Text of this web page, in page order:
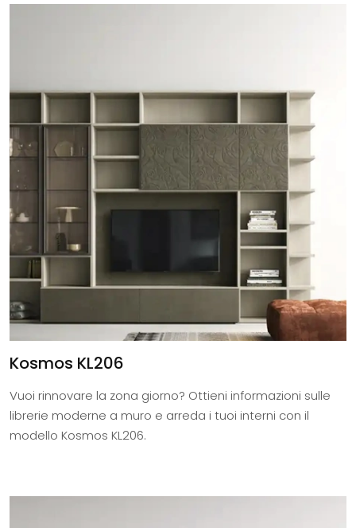
Kosmos KL206
Vuoi rinnovare la zona giorno? Ottieni informazioni sulle
librerie moderne a muro e arreda i tuoi interni con il
modello Kosmos KL206.